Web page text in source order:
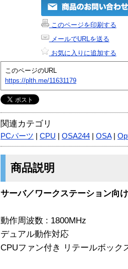
このページを印刷する
メールでURLを送る
お気に入りに追加する
このページのURL
https://plth.me/11631179
関連カテゴリ
PCパーツ CPU OSA244 OSA|
商品説明
サーバ／ワークステーション向
動作周波数 : 1800MHz
デュアル動作対応
CPUファン付き リテールボック